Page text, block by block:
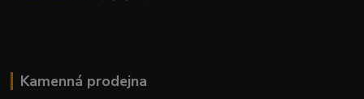
Kamenná prodejna